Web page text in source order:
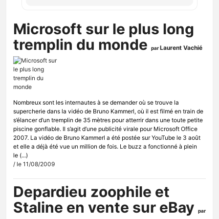
Microsoft sur le plus long
tremplin du monde
parLaurent Vachié
Nombreux sont les internautes à se demander où se trouve la
supercherie dans la vidéo de Bruno Kammerl, où il est filmé en train de
s’élancer d’un tremplin de 35 mètres pour atterrir dans une toute petite
piscine gonflable. Il s’agit d’une publicité virale pour Microsoft Office
2007. La vidéo de Bruno Kammerl a été postée sur YouTube le 3 août
et elle a déjà été vue un million de fois. Le buzz a fonctionné à plein
le (...)
/ le 11/08/2009
Depardieu zoophile et
Staline en vente sur eBay
par